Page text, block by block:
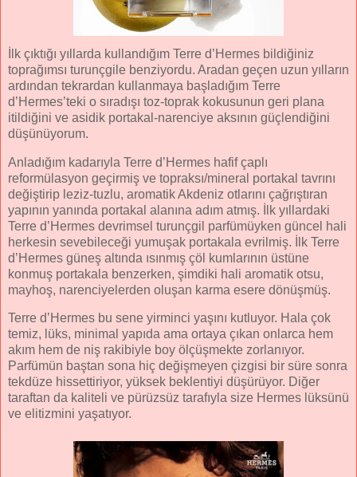
İlk çıktığı yıllarda kullandığım Terre d’Hermes bildiğiniz
toprağımsı turunçgile benziyordu. Aradan geçen uzun yılların
ardından tekrardan kullanmaya başladığım Terre
d’Hermes’teki o sıradışı toz-toprak kokusunun geri plana
itildiğini ve asidik portakal-narenciye aksının güçlendiğini
düşünüyorum.
Anladığım kadarıyla Terre d’Hermes hafif çaplı
reformülasyon geçirmiş ve topraksı/mineral portakal tavrını
değiştirip leziz-tuzlu, aromatik Akdeniz otlarını çağrıştıran
yapının yanında portakal alanına adım atmış. İlk yıllardaki
Terre d’Hermes devrimsel turunçgil parfümüyken güncel hali
herkesin sevebileceği yumuşak portakala evrilmiş. İlk Terre
d’Hermes güneş altında ısınmış çöl kumlarının üstüne
konmuş portakala benzerken, şimdiki hali aromatik otsu,
mayhoş, narenciyelerden oluşan karma esere dönüşmüş.
Terre d’Hermes bu sene yirminci yaşını kutluyor. Hala çok
temiz, lüks, minimal yapıda ama ortaya çıkan onlarca hem
akım hem de niş rakibiyle boy ölçüşmekte zorlanıyor.
Parfümün baştan sona hiç değişmeyen çizgisi bir süre sonra
tekdüze hissettiriyor, yüksek beklentiyi düşürüyor. Diğer
taraftan da kaliteli ve pürüzsüz tarafıyla size Hermes lüksünü
ve elitizmini yaşatıyor.